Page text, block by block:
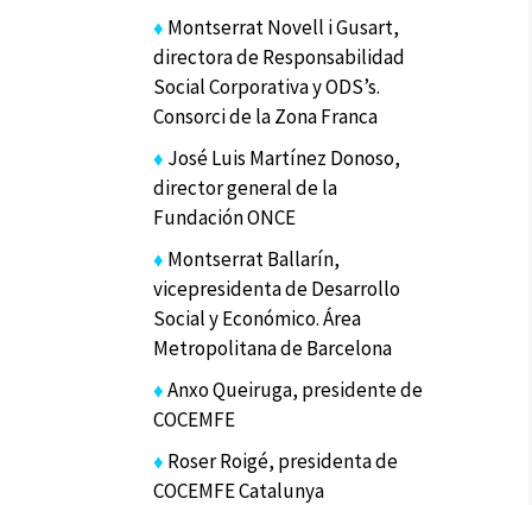
♦ Montserrat Novell i Gusart,
directora de Responsabilidad
Social Corporativa y ODS’s.
Consorci de la Zona Franca
♦ José Luis Martínez Donoso,
director general de la
Fundación ONCE
♦ Montserrat Ballarín,
vicepresidenta de Desarrollo
Social y Económico. Área
Metropolitana de Barcelona
♦Anxo Queiruga, presidente de
COCEMFE
♦ Roser Roigé, presidenta de
COCEMFE Catalunya